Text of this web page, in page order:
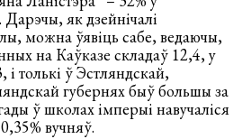
як дзейнічалі
можна ўявіць сабе, ведаючы,
на Каўказе складаў 12,4, у
толькі ў Эстляндскай,
губернях быў большы за
ў школах імперыі навучаліся
вучняў.